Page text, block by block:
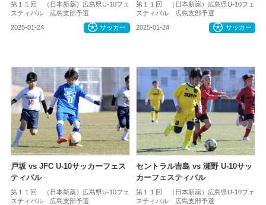
第１１回 （日本新薬）広島県U-10フェ
スティバル 広島支部予選
2025-01-24 サッカー
第１１回 （日本新薬）広島県U-10フェ
スティバル 広島支部予選
2025-01-24 サッカー
戸坂 vs JFC U-10サッカーフェス
ティバル
第１１回 （日本新薬）広島県U-10フェ
スティバル 広島支部予選
セントラル吉島 vs 瀬野 U-10サッ
カーフェスティバル
第１１回 （日本新薬）広島県U-10フェ
スティバル 広島支部予選